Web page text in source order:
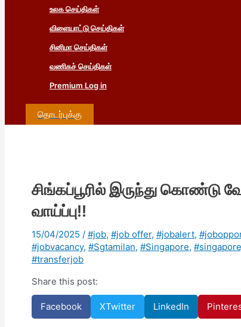
உலக செய்திகள்
விளையாட்டு செய்திகள்
சினிமா செய்திகள்
வணிகச் செய்திகள்
Premium Log in
தொடர்புக்கு
சிங்கப்பூரில் இருந்து கொண்டு
வாய்ப்பு!!
15/04/2025 / #job, #job offer, #jobalert,
#jobvacancy, #Sgtamilan, #Singapore,
#transferjob
Share this post:
Facebook XTwitter LinkedIn